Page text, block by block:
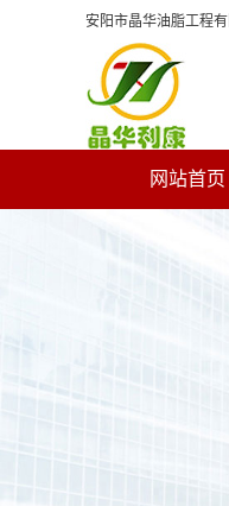
安阳市晶华油脂工程
网站首页